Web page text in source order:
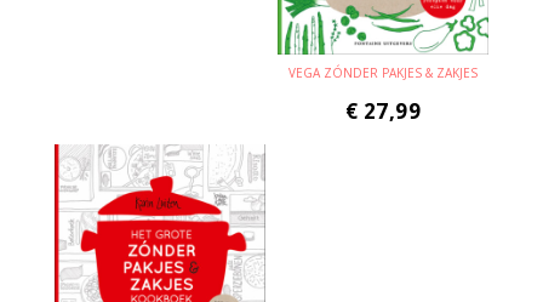
VEGA ZÓNDER PAKJES & ZAKJES
€ 27,99